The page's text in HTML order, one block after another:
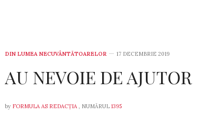
DIN LUMEA NECUVÂNTĂTOARELOR 17 DECEMBRIE 2019
AU NEVOIE DE AJUTOR
by FORMULA AS REDACȚIA , NUMĂRUL 1395